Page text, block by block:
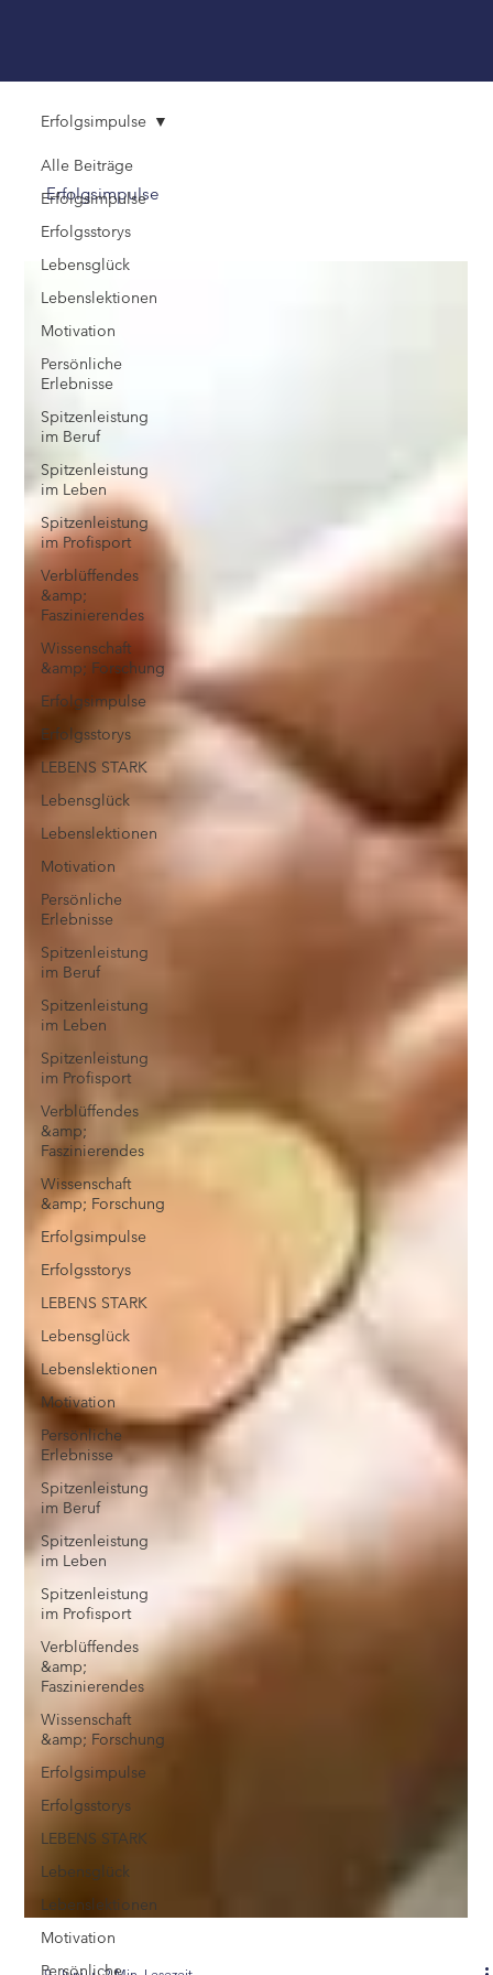
Alle Beiträge
Erfolgsimpulse
Erfolgsstorys
Lebensglück
Lebenslektionen
Motivation
Persönliche
Erlebnisse
Spitzenleistung
im Beruf
Spitzenleistung
im Leben
Spitzenleistung
im Profisport
Verblüffendes
&amp;
Faszinierendes
Wissenschaft
&amp; Forschung
Erfolgsimpulse
Erfolgsstorys
LEBENS STARK
Lebensglück
Lebenslektionen
Motivation
Persönliche
Erlebnisse
Spitzenleistung
im Beruf
Spitzenleistung
im Leben
Spitzenleistung
im Profisport
Verblüffendes
&amp;
Faszinierendes
Wissenschaft
&amp; Forschung
Erfolgsimpulse
Erfolgsstorys
LEBENS STARK
Lebensglück
Lebenslektionen
Motivation
Persönliche
Erlebnisse
Spitzenleistung
im Beruf
Spitzenleistung
im Leben
Spitzenleistung
im Profisport
Verblüffendes
&amp;
Faszinierendes
Wissenschaft
&amp; Forschung
Erfolgsimpulse
Erfolgsstorys
LEBENS STARK
Lebensglück
Lebenslektionen
Motivation
Persönliche
Erfolgsimpulse
Erfolgsimpulse